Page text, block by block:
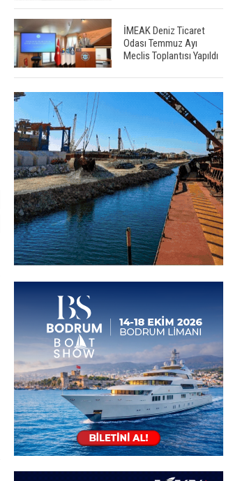
İMEAK Deniz Ticaret
Odası Temmuz Ayı
Meclis Toplantısı Yapıldı